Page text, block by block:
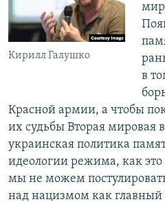
Кирилл Галушко
в
Красной армии, а чтобы
их судьбы Вторая мировая
украинская политика
идеологии режима, как это
мы не можем
над нацизмом как главный